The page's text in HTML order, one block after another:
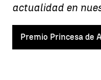
actualidad en
Premio Princesa de